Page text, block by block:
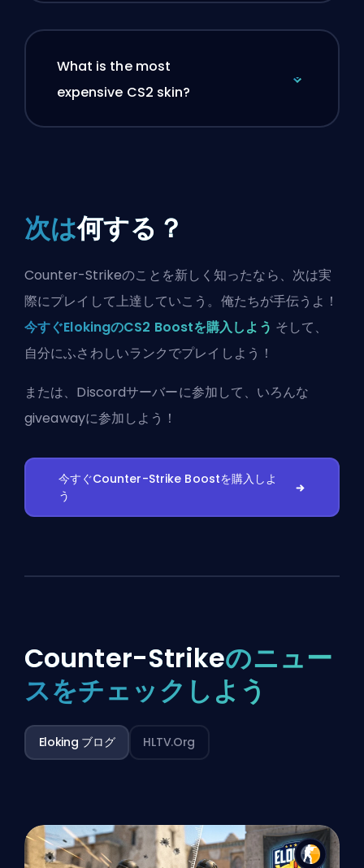
What is the most
expensive CS2 skin?
次は何する？
Counter-Strikeのことを新しく知ったなら、次は実
際にプレイして上達していこう。俺たちが手伝うよ！
今すぐElokingのCS2 Boostを購入しよう そして、
自分にふさわしいランクでプレイしよう！
または、 Discordサーバーに参加して、いろんな
giveawayに参加しよう！
今すぐCounter-Strike Boostを購入しよ
う
Counter-Strikeのニュー
スをチェックしよう
Eloking ブログ HLTV.org